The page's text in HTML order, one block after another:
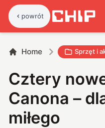
powrót
Home Sprzęt i
Cztery
Canona –
miłego